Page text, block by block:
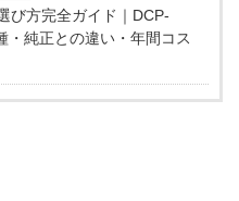
び方完全ガイド｜DCP-
純正との違い・年間コス